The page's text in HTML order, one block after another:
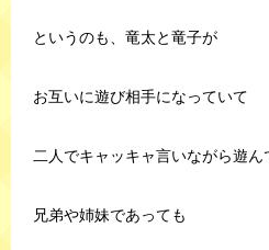
というのも、竜太と竜子が
お互いに遊び相手になっていて
二人でキャッキャ言いながら遊ん
兄弟や姉妹であっても